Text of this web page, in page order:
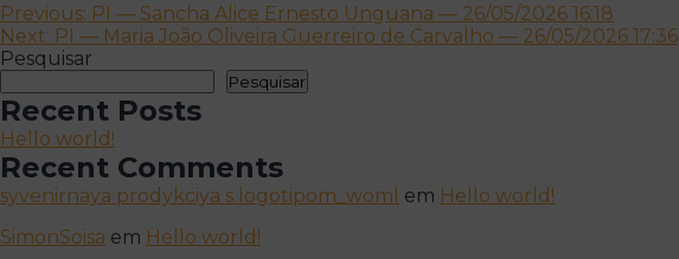
Navegação
de
artigos
Previous: PI — Sancha Alice Ernesto Unguana — 26/05/2026 16:18
Next: PI — Maria João Oliveira Guerreiro de Carvalho — 26/05/2026 17:36
Pesquisar
Pesquisar
Recent Posts
Hello world!
Recent Comments
syvenirnaya prodykciya s logotipom_woml em Hello world!
SimonSoisa em Hello world!